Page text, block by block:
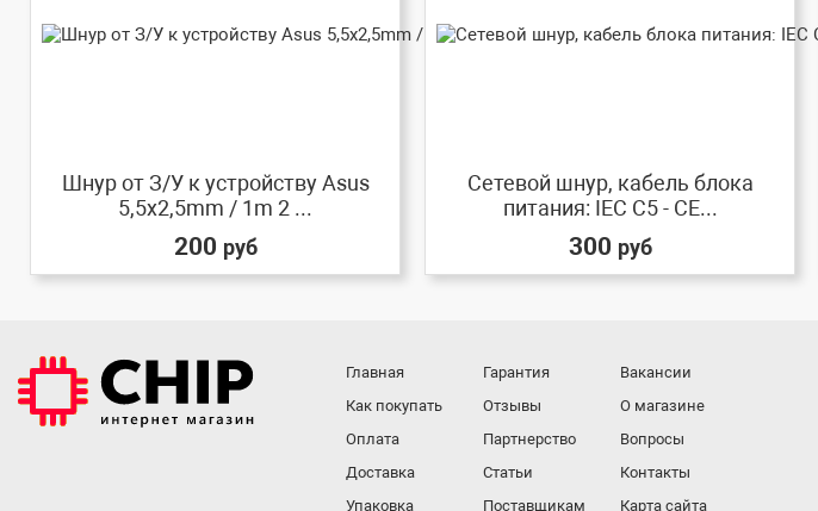
Шнур от З/У к устройству Asus
5,5x2,5mm / 1m 2 ...
200 руб
Сетевой шнур, кабель блока
питания: IEC C5 - CE...
300 руб
Главная
Как покупать
Оплата
Доставка
Упаковка
Гарантия
Отзывы
Партнерство
Статьи
Поставщикам
Вакансии
О магазине
Вопросы
Контакты
Карта сайта